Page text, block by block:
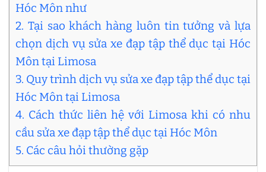
Hóc Môn như
2. Tại sao khách hàng luôn tin tưởng và lựa
chọn dịch vụ sửa xe đạp tập thể dục tại Hóc
Môn tại Limosa
3. Quy trình dịch vụ sửa xe đạp tập thể dục tại
Hóc Môn tại Limosa
4. Cách thức liên hệ với Limosa khi có nhu
cầu sửa xe đạp tập thể dục tại Hóc Môn
5. Các câu hỏi thường gặp